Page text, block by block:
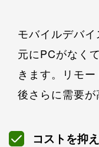
モバイルデバ
元にPCがなく
きます。リモ
後さらに需要が
コストを抑